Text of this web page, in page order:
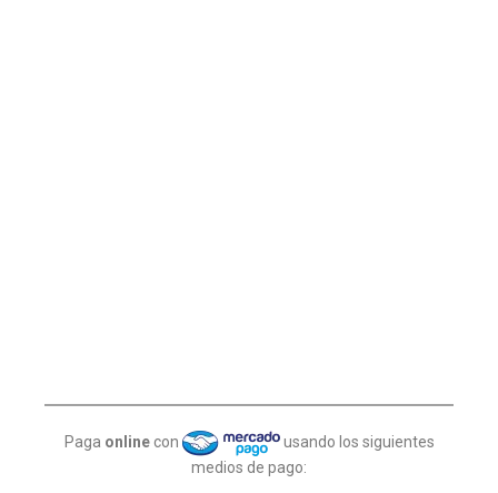
Paga online con
usando los siguientes
medios de pago: